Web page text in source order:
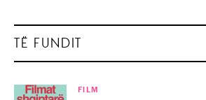
TË FUNDIT
FILM